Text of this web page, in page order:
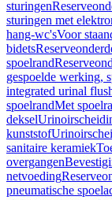
sturingen
sturingen met
hang-wc'sVoor
bidets
spoelrand
gespoelde werking,
integrated urinal
spoelrandMet
deksel
kunststof
sanitaire keramiek
overgangen
netvoeding
pneumatische